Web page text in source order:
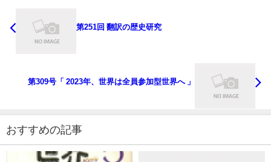
第251回 翻訳の歴史研究
第309号「 2023年、世界は全員参加型世界へ 」
おすすめの記事